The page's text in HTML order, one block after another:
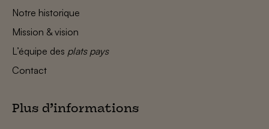
Notre historique
Mission & vision
L’équipe des plats pays
Contact
Plus d’informations